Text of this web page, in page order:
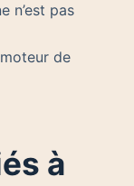
n’est pas
de
à